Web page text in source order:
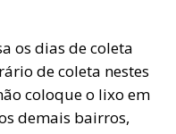
os dias de coleta
de coleta nestes
coloque o lixo em
demais bairros,